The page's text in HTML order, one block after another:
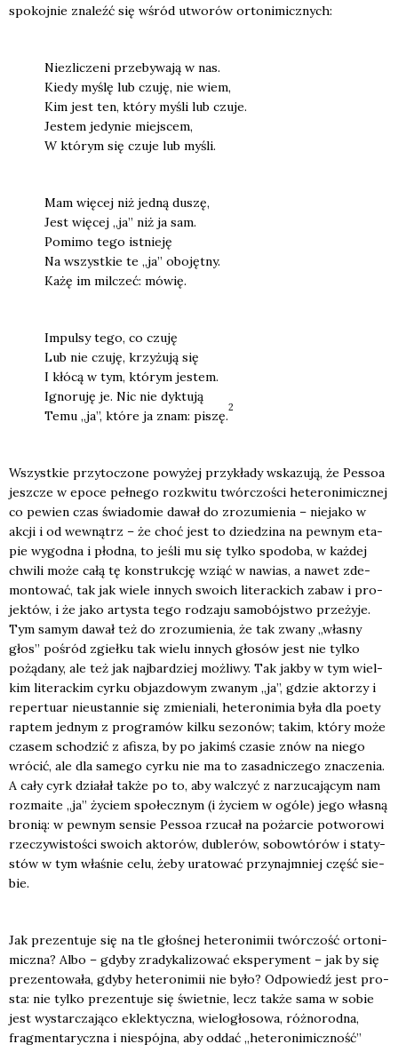
spo­koj­nie zna­leźć się wśród utwo­rów orto­ni­micz­nych:
Nie­zli­cze­ni prze­by­wa­ją w nas.
Kie­dy myślę lub czu­ję, nie wiem,
Kim jest ten, któ­ry myśli lub czu­je.
Jestem jedy­nie miej­scem,
W któ­rym się czu­je lub myśli.
Mam wię­cej niż jed­ną duszę,
Jest wię­cej „ja” niż ja sam.
Pomi­mo tego ist­nie­ję
Na wszyst­kie te „ja” obo­jęt­ny.
Każę im mil­czeć: mówię.
Impul­sy tego, co czu­ję
Lub nie czu­ję, krzy­żu­ją się
I kłó­cą w tym, któ­rym jestem.
Igno­ru­ję je. Nic nie dyk­tu­ją
Temu „ja”, któ­re ja znam: piszę.
2
Wszyst­kie przy­to­czo­ne powy­żej przy­kła­dy wska­zu­ją, że Pes­soa
jesz­cze w epo­ce peł­ne­go roz­kwi­tu twór­czo­ści hete­ro­ni­micz­nej
co pewien czas świa­do­mie dawał do zro­zu­mie­nia – nie­ja­ko w
akcji i od wewnątrz – że choć jest to dzie­dzi­na na pew­nym eta­
pie wygod­na i płod­na, to jeśli mu się tyl­ko spodo­ba, w każ­dej
chwi­li może całą tę kon­struk­cję wziąć w nawias, a nawet zde­
mon­to­wać, tak jak wie­le innych swo­ich lite­rac­kich zabaw i pro­
jek­tów, i że jako arty­sta tego rodza­ju samo­bój­stwo prze­ży­je.
Tym samym dawał też do zro­zu­mie­nia, że tak zwa­ny „wła­sny
głos” pośród zgieł­ku tak wie­lu innych gło­sów jest nie tyl­ko
pożą­da­ny, ale też jak naj­bar­dziej moż­li­wy. Tak jak­by w tym wiel­
kim lite­rac­kim cyr­ku objaz­do­wym zwa­nym „ja”, gdzie akto­rzy i
reper­tu­ar nie­ustan­nie się zmie­nia­li, hete­ro­ni­mia była dla poety
rap­tem jed­nym z pro­gra­mów kil­ku sezo­nów; takim, któ­ry może
cza­sem scho­dzić z afi­sza, by po jakimś cza­sie znów na nie­go
wró­cić, ale dla same­go cyr­ku nie ma to zasad­ni­cze­go zna­cze­nia.
A cały cyrk dzia­łał tak­że po to, aby wal­czyć z narzu­ca­ją­cym nam
roz­ma­ite „ja” życiem spo­łecz­nym (i życiem w ogó­le) jego wła­sną
bro­nią: w pew­nym sen­sie Pes­soa rzu­cał na pożar­cie potwo­ro­wi
rze­czy­wi­sto­ści swo­ich akto­rów, duble­rów, sobo­wtó­rów i sta­ty­
stów w tym wła­śnie celu, żeby ura­to­wać przy­naj­mniej część sie­
bie.
Jak pre­zen­tu­je się na tle gło­śnej hete­ro­ni­mii twór­czość orto­ni­
micz­na? Albo – gdy­by zra­dy­ka­li­zo­wać eks­pe­ry­ment – jak by się
pre­zen­to­wa­ła, gdy­by hete­ro­ni­mii nie było? Odpo­wiedź jest pro­
sta: nie tyl­ko pre­zen­tu­je się świet­nie, lecz tak­że sama w sobie
jest wystar­cza­ją­co eklek­tycz­na, wie­lo­gło­so­wa, róż­no­rod­na,
frag­men­ta­rycz­na i nie­spój­na, aby oddać „hete­ro­ni­micz­ność”